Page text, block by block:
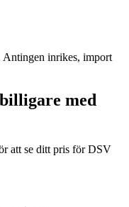
Antingen inrikes, import
med
att se ditt pris för DSV